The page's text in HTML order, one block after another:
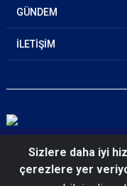
GÜNDEM
İLETİŞİM
© 2026 Kayseri
Sizlere daha iyi
çerezlere yer